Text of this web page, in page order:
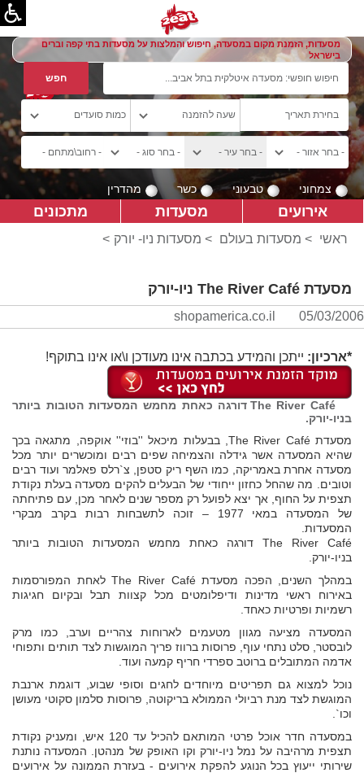
מסעדות, הזמנת מקום במסעדה, חיפוש והמלצות על מסעדות בתי קפה וברים
בישראל
צמחוני טבעוני כשר מהדרין
אירועים מסעדות מתכונים
ראשי > מסעדות בעולם > מסעדות ניו- יורק >
מסעדת The River Café ניו-יורק
shopamerica.co.il 05/03/2006
*ארכיון: ייתכן והמידע בכתבה אינו מעודכן ו\או אינו בתוקף!
The River Café דורגה כאחת מחמש המסעדות הטובות ביותר
בניו-יורק.
מסעדת The River Café, בבעלות מיכאל ''בוזי'' אוקפה, מתגאה בכך
שהיא המסעדה אשר גידלה והצמיחה שפים רבים ומוכשרים יותר מכל
מסעדה אחרת באמריקה, כמו השף ריק סטפן, צ`רלס פאלמר ועוד רבים
וטובים. מה שהחל כחזון ייחודי של הבעלים להקים מסעדה בעלת נקודת
תצפית על החוף, אך יצא לפועל רק מספר שנים לאחר מכן, עם פתיחתה
של המסעדה במאי 1977 – זוכה לתשבחות רבות בקרב מבקרי
המסעדות.
The River Café דורגה כאחת מחמש המסעדות הטובות ביותר
בניו-יורק.
במהלך השנים, הפכה מסעדת The River Café לאחת המפורסמות
באירוח ראשי מדינות ודיפלומטים מכל קצוות תבל ובקיום חגיגות
רשמיות ופרטיות כאחד.
המסעדה מציעה מגוון מטעמים לארוחות צהריים וערב, כמו מרק
לובסטר, סלט נתחי עוף, פרוסות ברווז פריך המוגשות לצד תותים ותפוחי
אדמה המתובלים ברוטב ספרדי חריף קמעה ועוד.
נוכל למצוא גם תפריטים מיוחדים לחגים וסופי שבוע, דוגמת ארנבת
המוגשת לצד מנת רביולי הממולא בריקוטה, פרוסות סלמון סקוטי מעושן
וכו`.
במסעדה חדר אוכל פרטי המותאם להכיל עד 120 איש, ומעניק נקודת
תצפית מרהיבה על נמל ניו-יורק וקו האופק של מנהטן. המסעדה נותנת
שירותי ייעוץ בכל הנוגע להפקת אירועים - בעזרת הממונה על אירועים